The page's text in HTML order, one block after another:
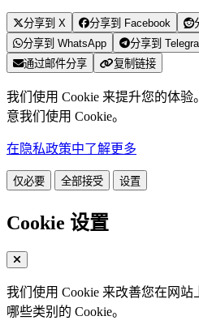
分享到 X 分享到 Facebook
分享到 WhatsApp
分享到
通过邮件分享
复制链接
我们使用 Cookie 来提升您的体
意我们使用 Cookie。
在隐私政策中了解更多
仅必要 全部接受 设置
Cookie 设置
我们使用 Cookie 来改善您在网
哪些类别的 Cookie。